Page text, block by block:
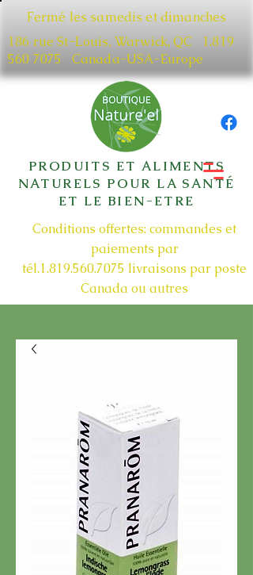
Fermé les samedis et dimanches
186 rue St-Louis, Warwick, QC​ 1.819
560 7075
Canada-USA-Europe
PRODUITS ET ALIMENTS
NATURELS POUR LA SANTÉ
ET LE BIEN-ETRE
Conditions offertes: commandes et
paiements par
tél.1.819.560.7075 livraisons par poste
Canada ou autres